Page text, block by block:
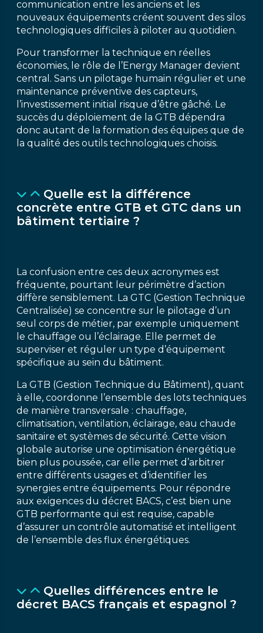
communication entre les anciens et les
nouveaux équipements créent souvent des silos
technologiques difficiles à piloter au quotidien.
Pour transformer la technique en réelles
économies, le rôle de l’Energy Manager devient
central. Sans un pilotage humain régulier et une
maintenance préventive des capteurs,
l’investissement initial risque d’être gâché. Le
succès du déploiement de la GTB dépendra
donc autant de la formation des équipes que de
la qualité des outils technologiques choisis.
Quelle est la différence
concrète entre GTB et GTC dans un
bâtiment tertiaire ?
La confusion entre ces deux acronymes est
fréquente, pourtant leur périmètre d’action
diffère sensiblement. La GTC (Gestion Technique
Centralisée) se concentre sur le pilotage d’un
seul corps de métier, par exemple uniquement
le chauffage ou l’éclairage. Elle permet de
superviser et réguler un type d’équipement
spécifique au sein du bâtiment.
La GTB (Gestion Technique du Bâtiment), quant
à elle, coordonne l’ensemble des lots techniques
de manière transversale : chauffage,
climatisation, ventilation, éclairage, eau chaude
sanitaire et systèmes de sécurité. Cette vision
globale autorise une optimisation énergétique
bien plus poussée, car elle permet d’arbitrer
entre différents usages et d’identifier les
synergies entre équipements. Pour répondre
aux exigences du décret BACS, c’est bien une
GTB performante qui est requise, capable
d’assurer un contrôle automatisé et intelligent
de l’ensemble des flux énergétiques.
Quelles différences entre le
décret BACS français et espagnol ?